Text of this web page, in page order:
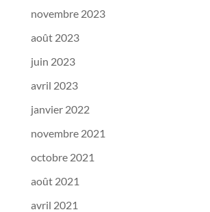
novembre 2023
août 2023
juin 2023
avril 2023
janvier 2022
novembre 2021
octobre 2021
août 2021
avril 2021